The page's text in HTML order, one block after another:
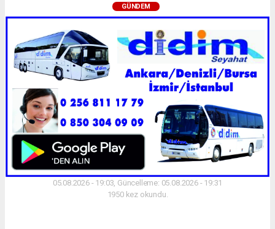
GÜNDEM
05.08.2026 - 19:03, Güncelleme: 05.08.2026 - 19:31
1950 kez okundu.